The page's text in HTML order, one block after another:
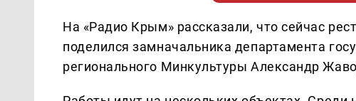
На «Радио Крым» рассказали, что сейчас
поделился замначальника департамента
регионального Минкультуры Александр